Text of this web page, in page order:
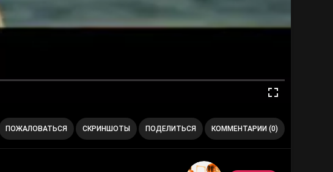
ПОЖАЛОВАТЬСЯ СКРИНШОТЫ ПОДЕЛИТЬСЯ КОММЕНТАРИИ (0)